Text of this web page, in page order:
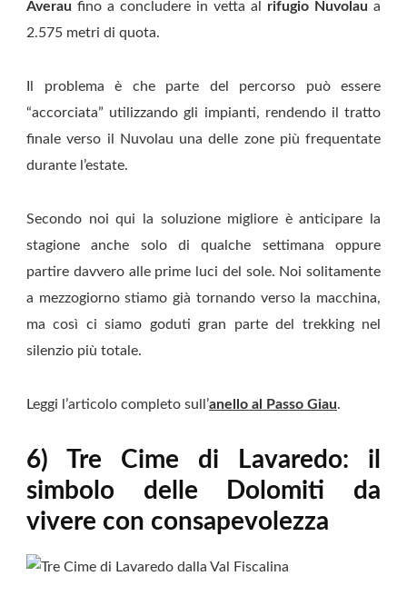
Averau fino a concludere in vetta al rifugio Nuvolau a
2.575 metri di quota.
Il problema è che parte del percorso può essere
“accorciata” utilizzando gli impianti, rendendo il tratto
finale verso il Nuvolau una delle zone più frequentate
durante l’estate.
Secondo noi qui la soluzione migliore è anticipare la
stagione anche solo di qualche settimana oppure
partire davvero alle prime luci del sole. Noi solitamente
a mezzogiorno stiamo già tornando verso la macchina,
ma così ci siamo goduti gran parte del trekking nel
silenzio più totale.
Leggi l’articolo completo sull’anello al Passo Giau.
6) Tre Cime di Lavaredo: il
simbolo delle Dolomiti da
vivere con consapevolezza